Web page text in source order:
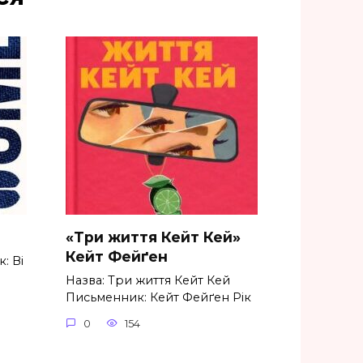
Ві
«Три життя Кейт Кей»
Кейт Фейґен
Назва: Три життя Кейт Кей
Письменник: Кейт Фейґен Рік
0 154